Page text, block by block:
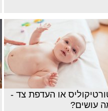
או העדפת צד -
עושים?